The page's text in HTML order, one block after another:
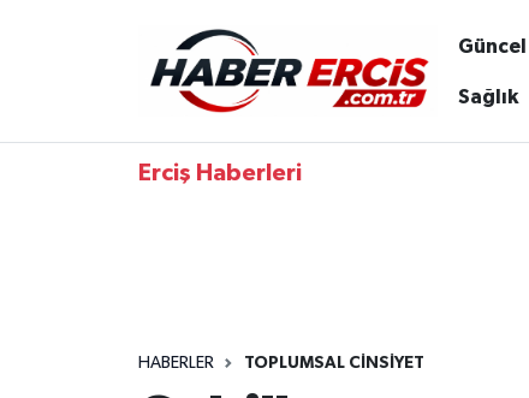
Güncel
Sağlık
Erciş Haberleri
HABERLER TOPLUMSAL CINSIYET